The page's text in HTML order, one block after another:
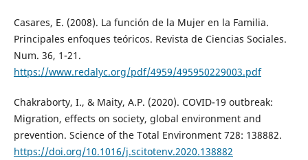
Casares, E. (2008). La función de la Mujer en la Familia.
Principales enfoques teóricos. Revista de Ciencias Sociales.
Num. 36, 1-21.
https://www.redalyc.org/pdf/4959/495950229003.pdf
Chakraborty, I., & Maity, A.P. (2020). COVID-19 outbreak:
Migration, effects on society, global environment and
prevention. Science of the Total Environment 728: 138882.
https://doi.org/10.1016/j.scitotenv.2020.138882